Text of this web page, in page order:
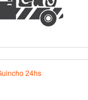
24hs